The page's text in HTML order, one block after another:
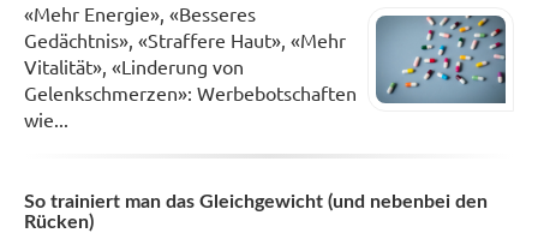
«Mehr Energie», «Besseres
Gedächtnis», «Straffere Haut», «Mehr
Vitalität», «Linderung von
Gelenkschmerzen»: Werbebotschaften
wie...
So trainiert man das Gleichgewicht (und nebenbei den
Rücken)